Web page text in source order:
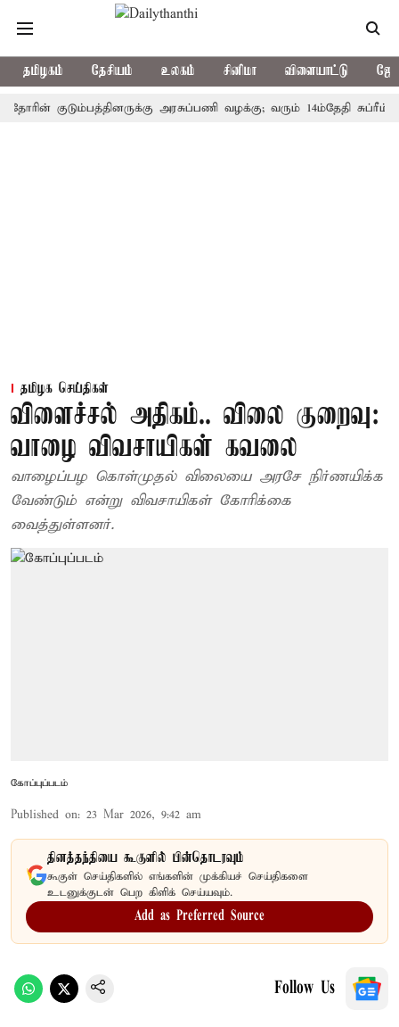
தமிழகம் தேசியம் உலகம் சினிமா விளையாட்டு
குடும்பத்தினருக்கு அரசுப்பணி வழக்கு; வரும் 14ம்தேதி
தமிழக செய்திகள்
விளைச்சல் அதிகம்.. விலை குறைவு:
வாழை விவசாயிகள் கவலை
வாழைப்பழ கொள்முதல் விலையை அரசே நிர்ணயிக்க
வேண்டும் என்று விவசாயிகள் கோரிக்கை
வைத்துள்ளனர்.
கோப்புப்படம்
Published on: 23 Mar 2026, 9:42 am
தினத்தந்தியை கூகுளில் பின்தொடரவும்
கூகுள் செய்திகளில் எங்களின் முக்கியச் செய்திகளை
உடனுக்குடன் பெற கிளிக் செய்யவும்.
Add as Preferred Source
Follow Us